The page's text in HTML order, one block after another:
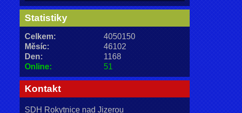
Statistiky
Online: 51
Celkem:
4050150
Měsíc:
46102
Den:
1168
Kontakt
SDH Rokytnice nad Jizerou